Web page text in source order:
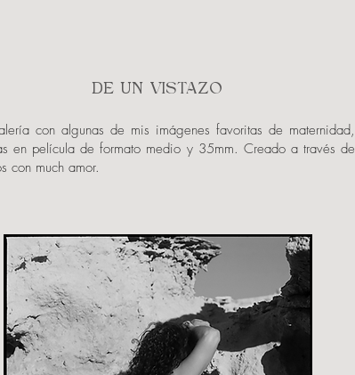
DE UN VISTAZO
con algunas de mis imágenes favoritas de maternidad,
en película de formato medio y 35mm. Creado a través de
con much amor.